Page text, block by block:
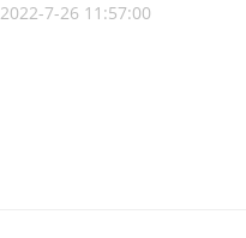
2022-7-26 11:57:00